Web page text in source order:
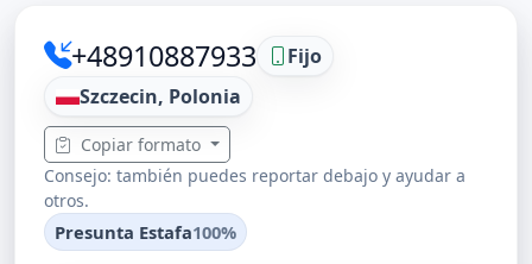
+48910887933
Fijo
Szczecin, Polonia
Copiar formato
Consejo: también puedes reportar debajo y ayudar a
otros.
Presunta Estafa100%